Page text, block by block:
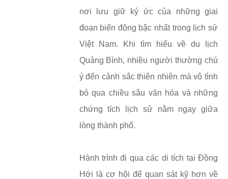
nơi lưu giữ ký ức của những giai
đoạn biến động bậc nhất trong lịch sử
Việt Nam. Khi tìm hiểu về du lịch
Quảng Bình, nhiều người thường chú
ý đến cảnh sắc thiên nhiên mà vô tình
bỏ qua chiều sâu văn hóa và những
chứng tích lịch sử nằm ngay giữa
lòng thành phố.
Hành trình đi qua các di tích tại Đồng
Hới là cơ hội để quan sát kỹ hơn về